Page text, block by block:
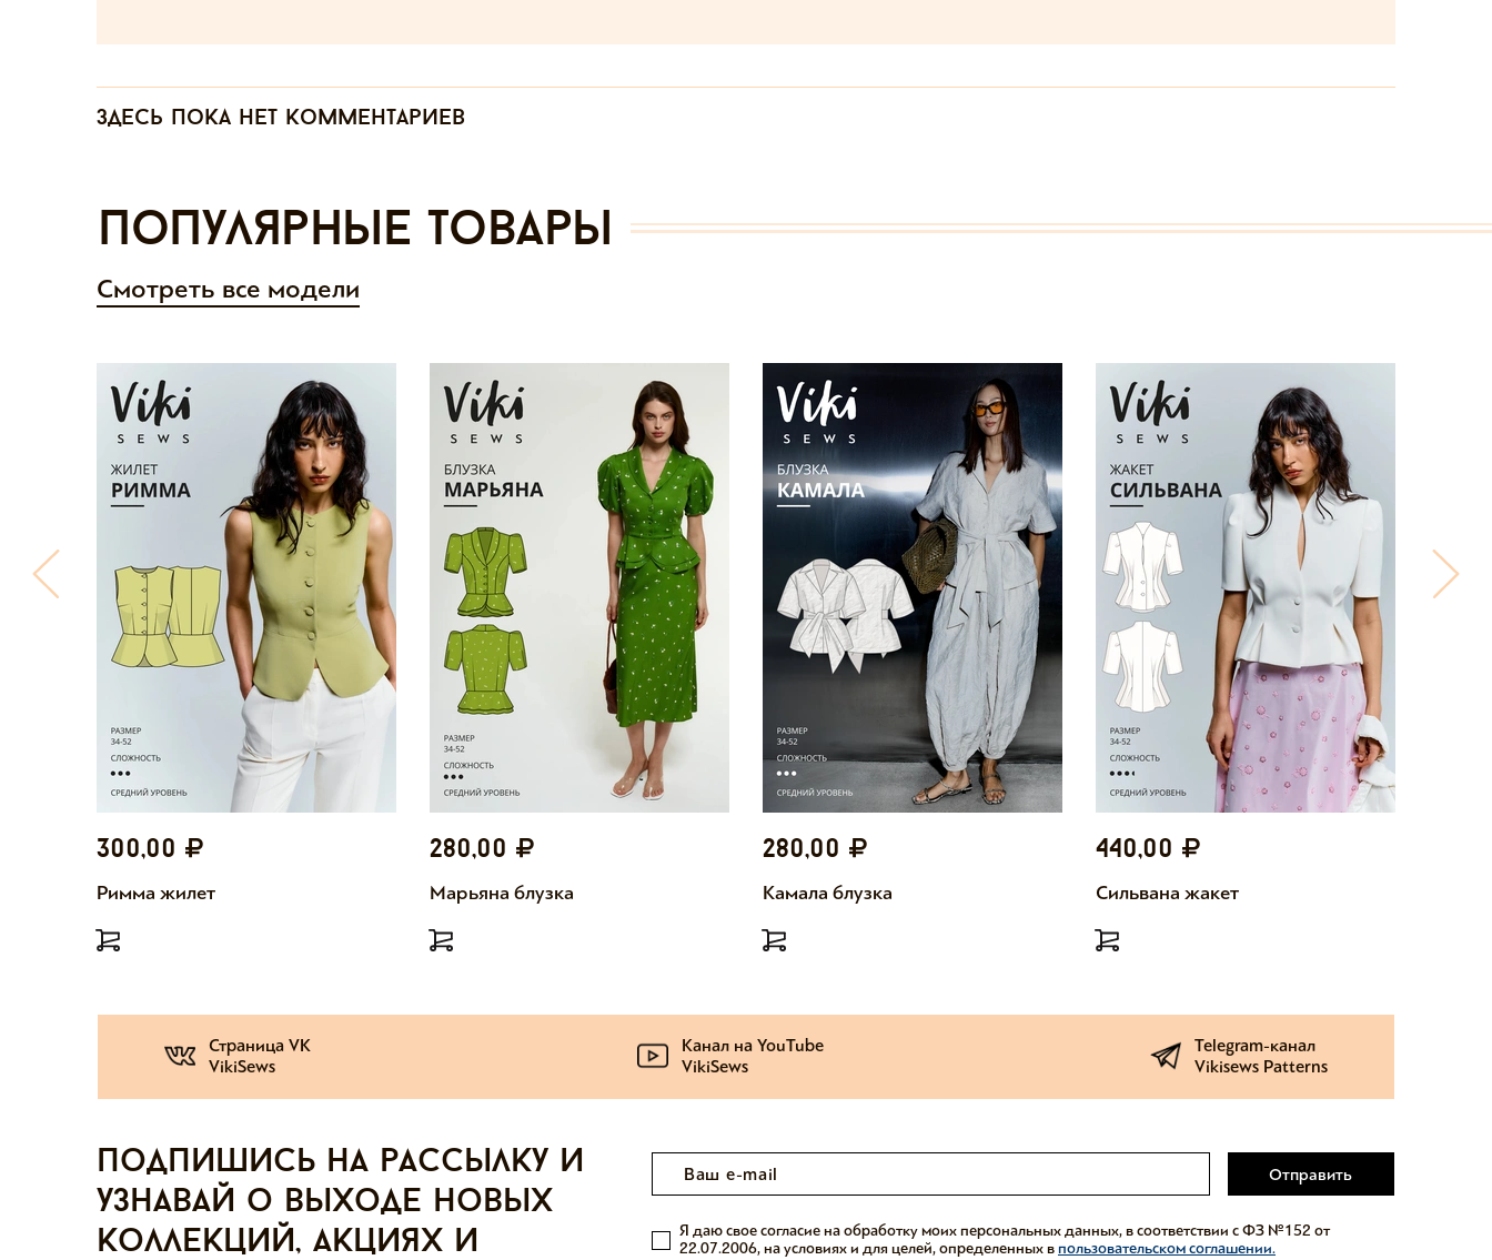
Здесь пока нет комментариев
Популярные товары
Смотреть все модели
300,00
Римма жилет
280,00
Марьяна блузка
280,00
Камала блузка
440,00
Сильвана жакет
Страница VK
VikiSews
Канал на YouTube
VikiSews
Telegram-канал
Vikisews Patterns
Подпишись на рассылку и
узнавай о выходе новых
коллекций, акциях и
Отправить
Я даю свое согласие на обработку моих персональных данных, в соответствии с ФЗ №152 от
22.07.2006, на условиях и для целей, определенных впользовательском соглашении.